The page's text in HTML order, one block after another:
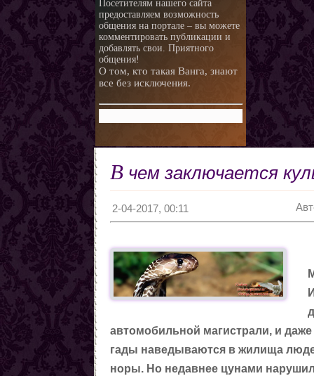
Посетителям нашего сайта
предоставляем возможность
общения на портале – вы можете
комментировать публикации и
добавлять свои. Приятного
общения!
О том, кто такая Ванга, знают
все без исключения.
В чем заключается
2-04-2017, 00:11
автомобильной магистрали, и
гады наведываются в жилища
норы. Но недавнее цунами